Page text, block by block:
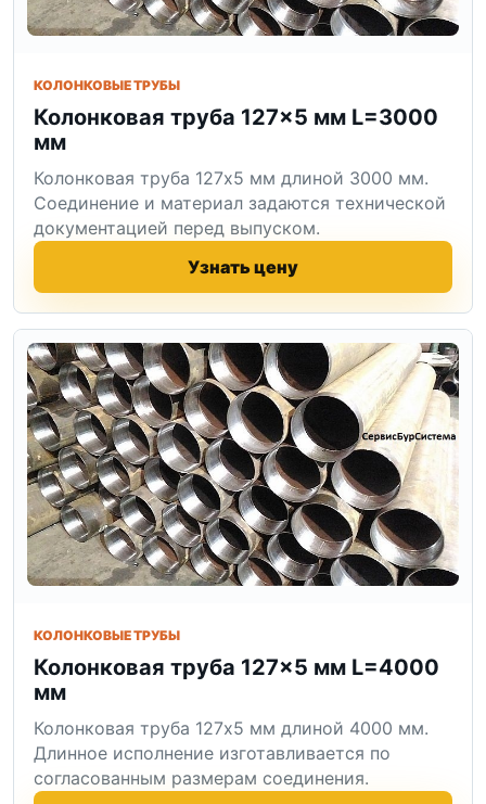
КОЛОНКОВЫЕ ТРУБЫ
Колонковая труба 127×5 мм L=3000
мм
Колонковая труба 127x5 мм длиной 3000 мм.
Соединение и материал задаются технической
документацией перед выпуском.
Узнать цену
КОЛОНКОВЫЕ ТРУБЫ
Колонковая труба 127×5 мм L=4000
мм
Колонковая труба 127x5 мм длиной 4000 мм.
Длинное исполнение изготавливается по
согласованным размерам соединения.